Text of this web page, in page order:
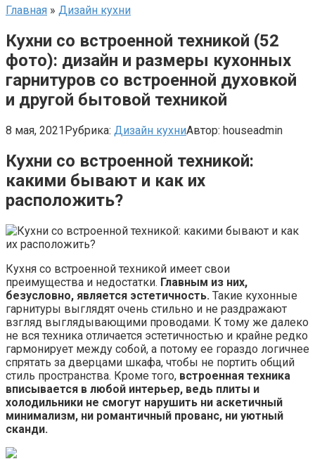
Главная » Дизайн кухни
Кухни со встроенной техникой (52
фото): дизайн и размеры кухонных
гарнитуров со встроенной духовкой
и другой бытовой техникой
8 мая, 2021Рубрика: Дизайн кухниАвтор: houseadmin
Кухни со встроенной техникой:
какими бывают и как их
расположить?
Кухня со встроенной техникой имеет свои
преимущества и недостатки. Главным из них,
безусловно, является эстетичность. Такие кухонные
гарнитуры выглядят очень стильно и не раздражают
взгляд выглядывающими проводами. К тому же далеко
не вся техника отличается эстетичностью и крайне редко
гармонирует между собой, а потому ее гораздо логичнее
спрятать за дверцами шкафа, чтобы не портить общий
стиль пространства. Кроме того, встроенная техника
вписывается в любой интерьер, ведь плиты и
холодильники не смогут нарушить ни аскетичный
минимализм, ни романтичный прованс, ни уютный
сканди.